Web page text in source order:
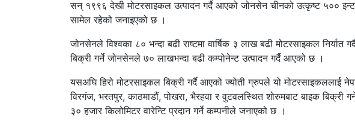
सन् १९९६ देखी मोटरसाइकल उत्पादन गर्दै आएको जोनसेन चीनको उत्कृष्ट ५००
सामेल रहेको जनाइएको छ ।
जोनसेनले विश्वका ८० भन्दा बढी राष्टमा वार्षिक ३ लाख बढी मोटरसाइकल
बिक्री गर्ने जोनसेनले ७० लाखभन्दा बढी कम्पोनेन्ट उत्पादन गर्दै आएको छ ।
यसअघि हिरो मोटरसाइकल बिक्री गर्दै आएको ज्योती ग्रुपले यो मोटरसाइकललाई
विरगंज, भरतपुर, काठमाडौं, पोखरा, भैरहवा र वुटवलस्थित शोरुमबाट बाइक बिक्री
३० हजार किलोमिटर वारेन्टि प्रदान गर्ने कम्पनीले जनाएको छ ।